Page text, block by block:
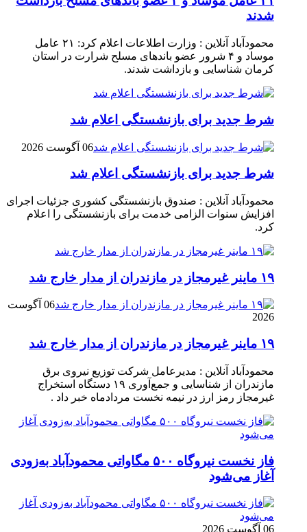
شدند
محمودآباد آنلاین : وزارت اطلاعات اعلام کرد: ۲۱ عامل
موساد و ۴ شرور عضو باند‌های مسلح شرارت در استان
کرمان شناسایی و بازداشت شدند.
شرط جدید برای بازنشستگی اعلام شد
06 آگوست 2026
شرط جدید برای بازنشستگی اعلام شد
محمودآباد آنلاین : صندوق بازنشستگی کشوری جزئیات اجرای
افزایش سنوات الزامی خدمت برای بازنشستگی را اعلام
کرد.
۱۹ ماینر غیرمجاز در مازندران از مدار خارج شد
06 آگوست
2026
۱۹ ماینر غیرمجاز در مازندران از مدار خارج شد
محمودآباد آنلاین : مدیرعامل شرکت توزیع نیروی برق
مازندران از شناسایی و جمع‌آوری ۱۹ دستگاه استخراج
غیرمجاز رمز ارز در نیمه نخست مردادماه خبر داد .
فاز نخست نیروگاه ۵۰۰ مگاواتی محمودآباد به‌زودی
آغاز می‌شود
06 آگوست 2026